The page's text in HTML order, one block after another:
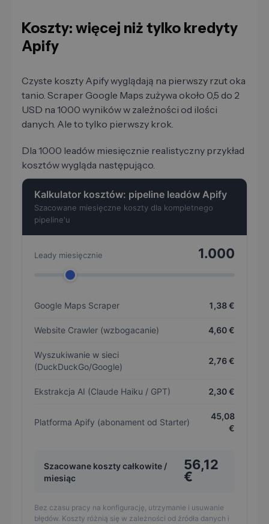
Koszty: więcej niż tylko kredyty
Apify
Czyste koszty Apify wyglądają na pierwszy rzut oka
tanio. Scraper Google Maps zużywa około 0,5 do 2
USD na 1000 wyników w zależności od ilości
danych. Ale to tylko pierwszy krok.
Dla 1000 leadów miesięcznie realistyczny przykład
kosztów wygląda następująco.
Kalkulator kosztów: pipeline leadów Apify
Szacowane miesięczne koszty dla kompletnego
pipeline'u
Leady miesięcznie 1.000
Google Maps Scraper 1,38 €
Website Crawler (wzbogacanie) 4,60 €
Wyszukiwanie w sieci
(DuckDuckGo/Google)
2,76 €
Ekstrakcja AI (Claude Haiku / GPT) 2,30 €
Platforma Apify (abonament od Starter)
45,08
€
Szacowane koszty całkowite /
miesiąc
56,12
€
Bez czasu pracy na konfigurację, utrzymanie i usuwanie
błędów. Koszty różnią się w zależności od źródła danych i